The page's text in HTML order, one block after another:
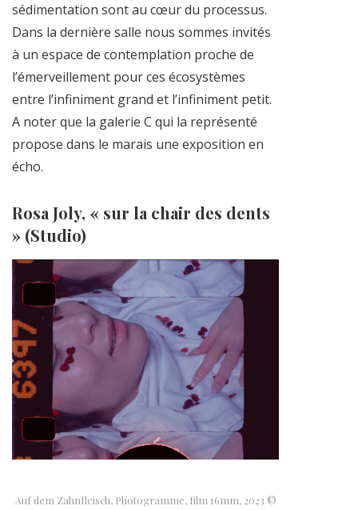
sédimentation sont au cœur du processus.
Dans la dernière salle nous sommes invités
à un espace de contemplation proche de
l’émerveillement pour ces écosystèmes
entre l’infiniment grand et l’infiniment petit.
A noter que la galerie C qui la représenté
propose dans le marais une exposition en
écho.
Rosa Joly, « sur la chair des dents
» (Studio)
Auf dem Zahnfleisch, Photogramme, film 16mm, 2023 ©